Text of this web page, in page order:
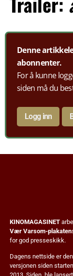
Denne
abonnenter.
For å kunne
siden må du
Logg inn
KINOMAGASINET
Vær Varsom-plakaten
for god presseskikk.
Dagens nettside er
versjonen siden